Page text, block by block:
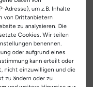
verhilft zum schnellen
des kuscheligem
werden zur perfekten
26857
363200000
Schneeboots
Bubble VL
Marcha Alta (MC),
Adresse), um z.B. Inhalte
von Drittanbietern
zu analysieren. Die
Cookies. Wir teilen
benennen.
oder aufgrund eines
kann erteilt oder
nicht einzuwilligen und die
zu ändern oder zu